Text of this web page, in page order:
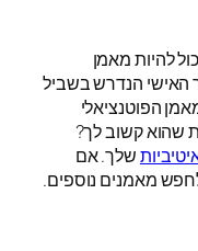
להיות מאמן
האישי הנדרש בשביל
הפוטנציאלי
שהוא קשוב לך?
שלך. אם
מאמנים נוספים.